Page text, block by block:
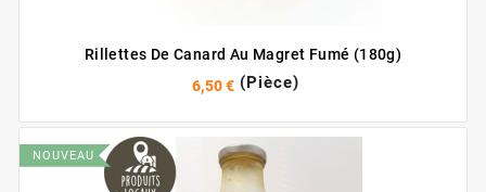
Rillettes De Canard Au Magret Fumé (180g)
6,50 € (Pièce)
NOUVEAU